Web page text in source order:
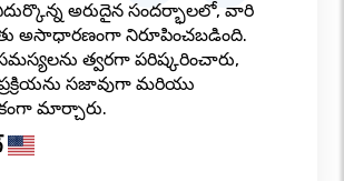
అరుదైన సందర్భాలలో, వారి
అసాధారణంగా నిరూపించబడింది.
త్వరగా పరిష్కరించారు,
ప్రక్రియను సజావుగా మరియు
మార్చారు.